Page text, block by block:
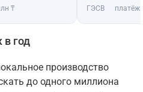
₸ ГЭСВ платёж
в год
производство
до одного миллиона